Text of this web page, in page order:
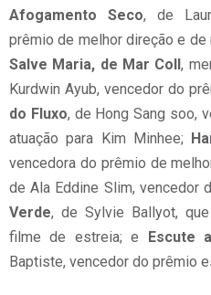
Afogamento Seco, de
prêmio de melhor direção e de
Salve Maria, de Mar Coll,
Kurdwin Ayub, vencedor do
do Fluxo, de Hong Sang soo,
atuação para Kim Minhee;
vencedora do prêmio de
de Ala Eddine Slim, vencedor
Verde, de Sylvie Ballyot,
filme de estreia; e Escute
Baptiste, vencedor do prêmio